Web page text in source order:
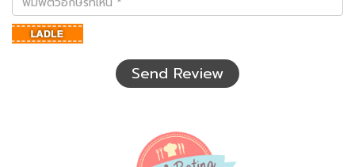
ตัว
อักษร
ที่
Send Review